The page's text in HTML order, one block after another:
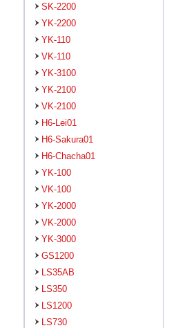
SK-2200
YK-2200
YK-110
VK-110
YK-3100
YK-2100
VK-2100
H6-Lei01
H6-Sakura01
H6-Chacha01
YK-100
VK-100
YK-2000
VK-2000
YK-3000
GS1200
LS35AB
LS350
LS1200
LS730